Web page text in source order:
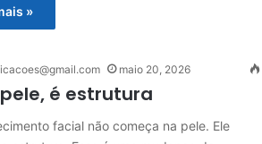
»
maio 20, 2026
é estrutura
facial não começa na pele. Ele